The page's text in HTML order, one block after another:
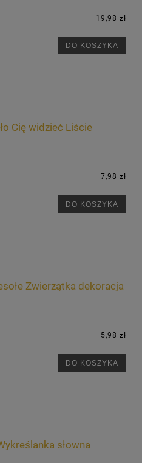
19,98 zł
DO KOSZYKA
Cię widzieć Liście
7,98 zł
DO KOSZYKA
Zwierzątka dekoracja
5,98 zł
DO KOSZYKA
słowna